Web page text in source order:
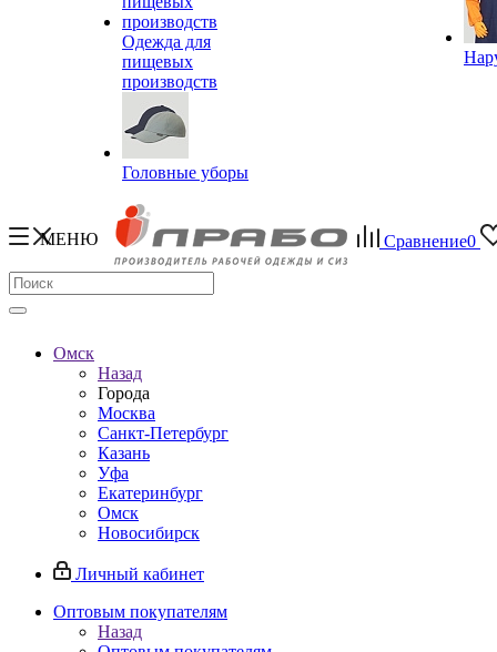
Одежда для
пищевых
производств
Головные уборы
МЕНЮ Сравнение0
Омск
Назад
Города
Москва
Санкт-Петербург
Казань
Уфа
Екатеринбург
Омск
Новосибирск
Личный кабинет
Оптовым покупателям
Назад